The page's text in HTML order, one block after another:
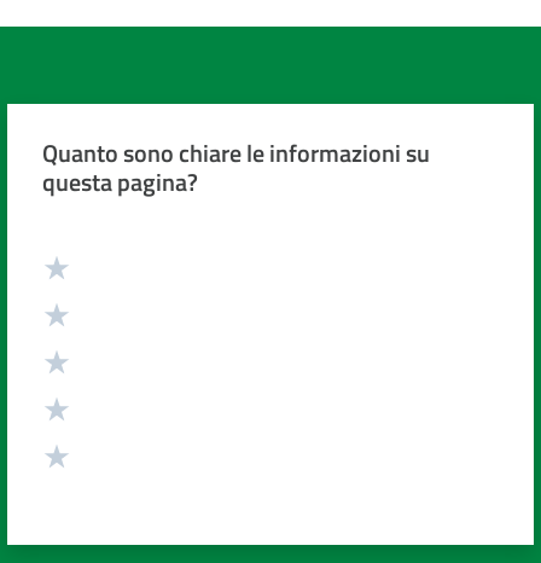
Quanto sono chiare le informazioni su
questa pagina?